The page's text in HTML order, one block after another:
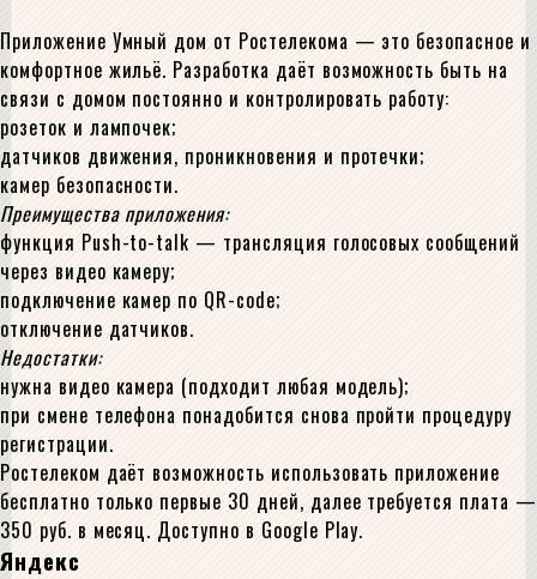
Приложение Умный дом от Ростелекома — это безопасное и
комфортное жильё. Разработка даёт возможность быть на
связи с домом постоянно и контролировать работу:
розеток и лампочек;
датчиков движения, проникновения и протечки;
камер безопасности.
Преимущества приложения:
функция Push-to-talk — трансляция голосовых сообщений
через видео камеру;
подключение камер по QR-code;
отключение датчиков.
Недостатки:
нужна видео камера (подходит любая модель);
при смене телефона понадобится снова пройти процедуру
регистрации.
Ростелеком даёт возможность использовать приложение
бесплатно только первые 30 дней, далее требуется плата —
350 руб. в месяц. Доступно в Google Play.
Яндекс